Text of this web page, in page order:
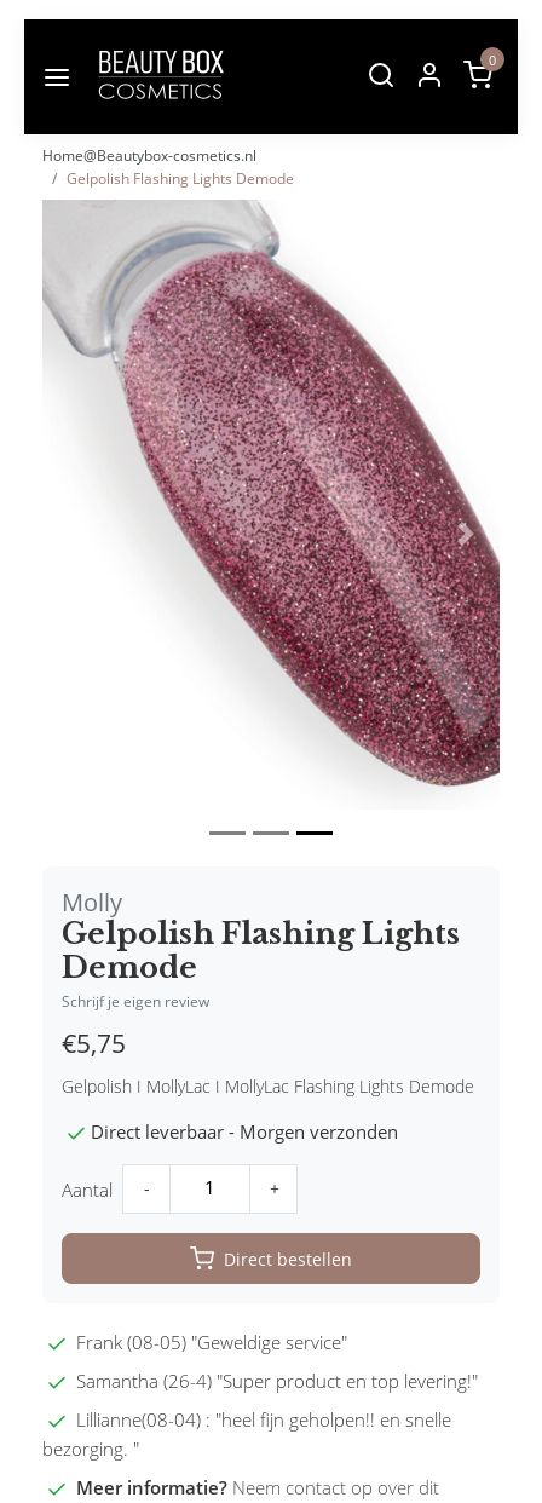
0
Home@Beautybox-cosmetics.nl
Gelpolish Flashing Lights Demode
Volgende
Molly
Gelpolish Flashing Lights
Demode
Schrijf je eigen review
€5,75
Gelpolish I MollyLac I MollyLac Flashing Lights Demode
Direct leverbaar - Morgen verzonden
Aantal - +
Direct bestellen
Frank (08-05) "Geweldige service"
Samantha (26-4) "Super product en top levering!"
Lillianne(08-04) : "heel fijn geholpen!! en snelle
bezorging. "
Meer informatie? Neem contact op over dit